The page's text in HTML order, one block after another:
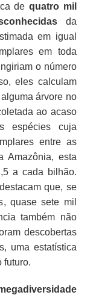
de quatro mil
da
em igual
em toda
o número
eles calculam
árvore no
ao acaso
espécies cuja
entre as
Amazônia, esta
a cada bilhão.
que, se
quase sete mil
também não
descobertas
uma estatística
futuro.